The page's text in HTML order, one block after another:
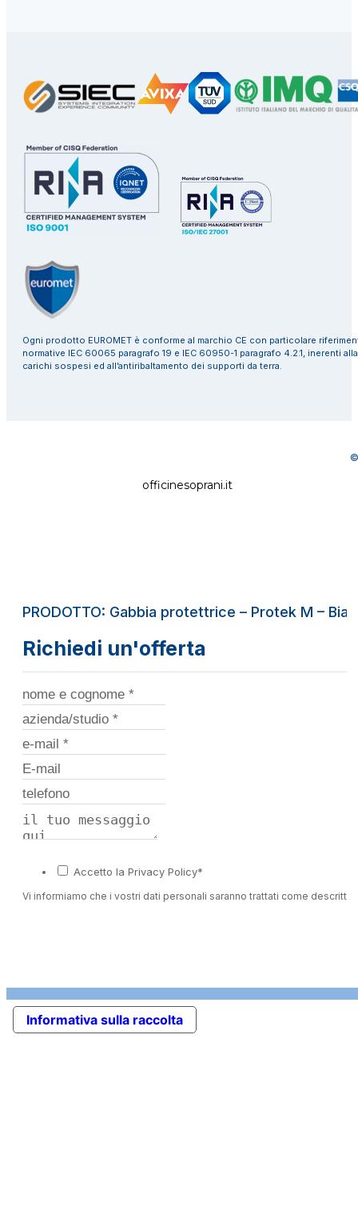
Ogni prodotto EUROMET è conforme al marchio CE con particolare
normative IEC 60065 paragrafo 19 e IEC 60950-1 paragrafo 4.2.1, inerenti
carichi sospesi ed all’antiribaltamento dei supporti da terra.
©
officinesoprani.it
PRODOTTO: Gabbia protettrice – Protek M –
Richiedi un'offerta
Accetto la Privacy Policy*
Vi informiamo che i vostri dati personali saranno trattati come descritto
Informativa sulla raccolta